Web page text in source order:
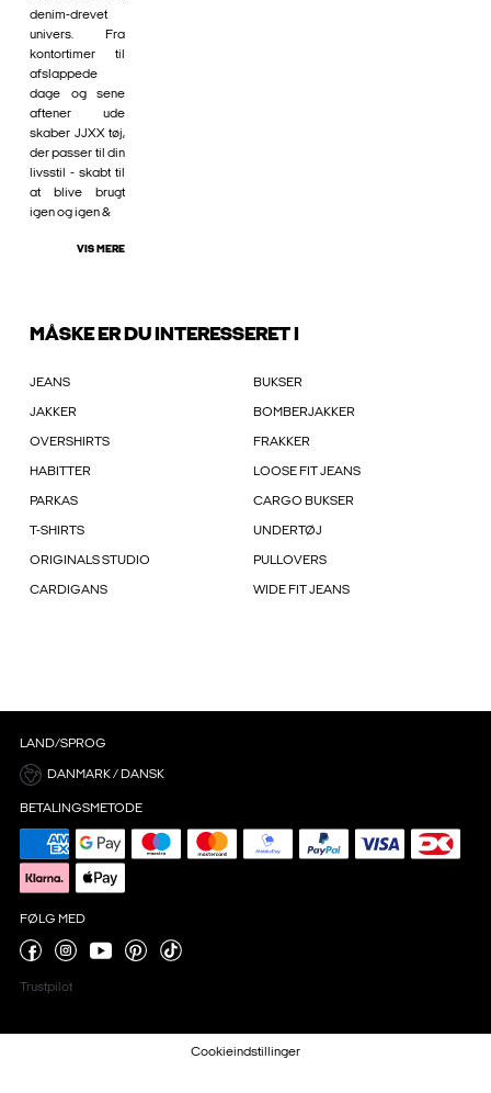
denim-drevet
univers. Fra
kontortimer til
afslappede
dage og sene
aftener ude
skaber JJXX tøj,
der passer til din
livsstil - skabt til
at blive brugt
igen og igen &
VIS MERE
MÅSKE ER DU INTERESSERET I
JEANS BUKSER
JAKKER BOMBERJAKKER
OVERSHIRTS FRAKKER
HABITTER LOOSE FIT JEANS
PARKAS CARGO BUKSER
T-SHIRTS UNDERTØJ
ORIGINALS STUDIO PULLOVERS
CARDIGANS WIDE FIT JEANS
LAND/SPROG
DANMARK / DANSK
BETALINGSMETODE
FØLG MED
Trustpilot
Cookieindstillinger